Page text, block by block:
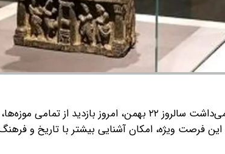
به گزارش گروه رسانه ای شرق؛ به مناسبت گرامی‌داشت سالروز ۲۲
این فرصت ویژه، امکان آشنایی بیشتر با تاریخ و